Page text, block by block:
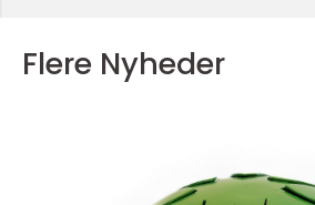
Flere Nyheder